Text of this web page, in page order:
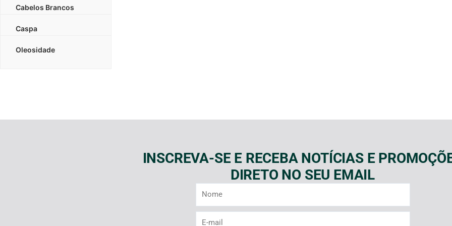
Cabelos Brancos
Caspa
Oleosidade
INSCREVA-SE E RECEBA NOTÍCIAS E
DIRETO NO SEU EMAIL
Nome